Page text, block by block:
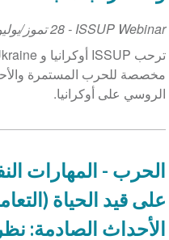
ISSUP Webinar
- 28 تموز/يوليو 2022
مخصصة للحرب المستمرة
الروسي على أوكرانيا.
الحرب - المهارات
على قيد الحياة
الأحداث الصادمة: